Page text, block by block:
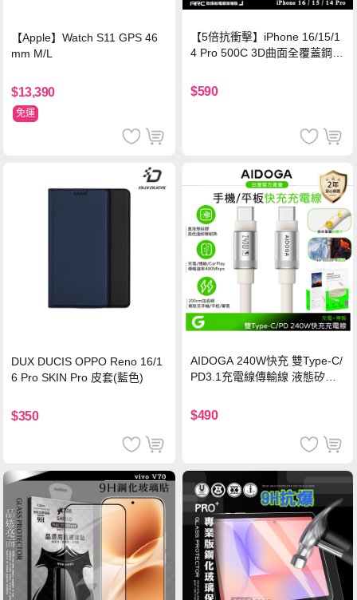
【Apple】Watch S11 GPS 46
mm M/L
$13,390
免運
【5倍抗衝擊】iPhone 16/15/1
4 Pro 500C 3D曲面全覆蓋鋼化
保護貼
$590
DUX DUCIS OPPO Reno 16/1
6 Pro SKIN Pro 皮套(藍色)
$350
AIDOGA 240W快充 雙Type-C/
PD3.1充電線傳輸線 液態矽膠
機/平板/筆電
$490